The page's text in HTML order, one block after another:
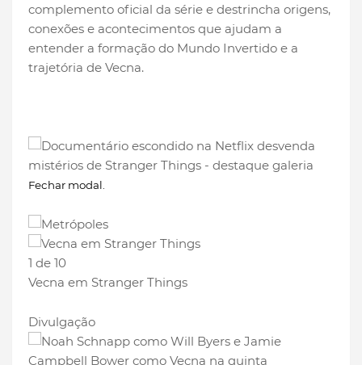
complemento oficial da série e destrincha origens,
conexões e acontecimentos que ajudam a
entender a formação do Mundo Invertido e a
trajetória de Vecna.
Fechar modal.
1 de 10
Vecna em Stranger Things
Divulgação